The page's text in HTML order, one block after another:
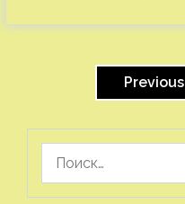
Previous